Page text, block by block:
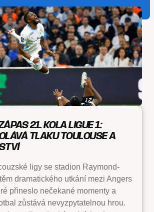
21. KOLA LIGUE 1:
TLAKU TOULOUSE A
ligy se stadion Raymond-
dramatického utkání mezi Angers
přineslo nečekané momenty a
zůstává nevyzpytatelnou hrou.